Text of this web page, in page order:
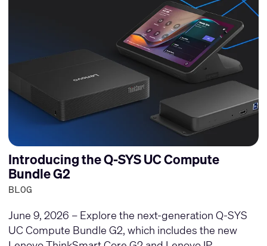
Introducing the Q-SYS UC Compute
Bundle G2
BLOG
June 9, 2026 – Explore the next-generation Q-SYS
UC Compute Bundle G2, which includes the new